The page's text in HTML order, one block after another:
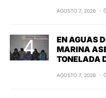
AGOSTO 7, 2026
EN AGUAS
MARINA
TONELADA
AGOSTO 7, 2026